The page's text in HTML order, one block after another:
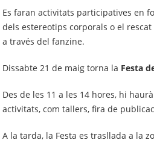
Es faran activitats participatives en
dels estereotips corporals o el
a través del fanzine.
Dissabte 21 de maig torna la Festa
Des de les 11 a les 14 hores, hi
activitats, com tallers, fira de
A la tarda, la Festa es trasllada a la